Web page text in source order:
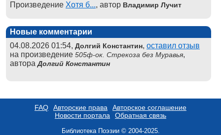
Произведение Хотя б..., автор Владимир Лучит
Новые комментарии
04.08.2026 01:54, Долгий Константин, оставил отзыв
на произведение 505ф-ок. Стрекоза без Муравья,
автораДолгий Константин
FAQ Авторские права
Авторское соглашение
Новости портала
Обратная связь
Библиотека Поэзии © 2004-2025.